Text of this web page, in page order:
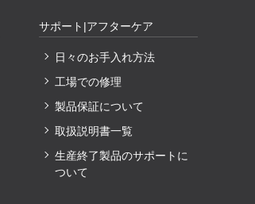
サポート|アフターケア
日々のお手入れ方法
工場での修理
製品保証について
取扱説明書一覧
生産終了製品のサポートに
ついて